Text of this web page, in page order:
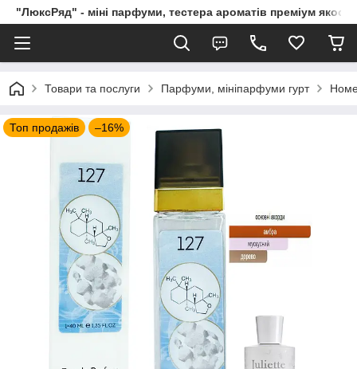
"ЛюксРяд" - міні парфуми, тестера ароматів преміум
Товари та послуги Парфуми, мініпарфуми гурт
Топ продажів –16%